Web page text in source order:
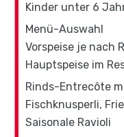
Kinder unter 6
Menü-Auswahl
Vorspeise je nach
Hauptspeise im
Rinds-Entrecôte
Fischknusperli,
Saisonale Ravioli